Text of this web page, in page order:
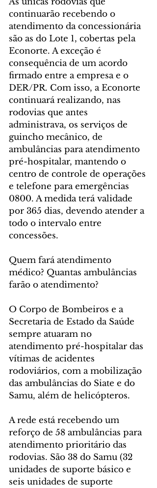
continuarão recebendo o
atendimento da concessionária
são as do Lote 1, cobertas pela
Econorte. A exceção é
consequência de um acordo
firmado entre a empresa e o
DER/PR. Com isso, a Econorte
continuará realizando, nas
rodovias que antes
administrava, os serviços de
guincho mecânico, de
ambulâncias para atendimento
pré-hospitalar, mantendo o
centro de controle de operações
e telefone para emergências
0800. A medida terá validade
por 365 dias, devendo atender a
todo o intervalo entre
concessões.
Quem fará atendimento
médico? Quantas ambulâncias
farão o atendimento?
O Corpo de Bombeiros e a
Secretaria de Estado da Saúde
sempre atuaram no
atendimento pré-hospitalar das
vítimas de acidentes
rodoviários, com a mobilização
das ambulâncias do Siate e do
Samu, além de helicópteros.
A rede está recebendo um
reforço de 58 ambulâncias para
atendimento prioritário das
rodovias. São 38 do Samu (32
unidades de suporte básico e
seis unidades de suporte